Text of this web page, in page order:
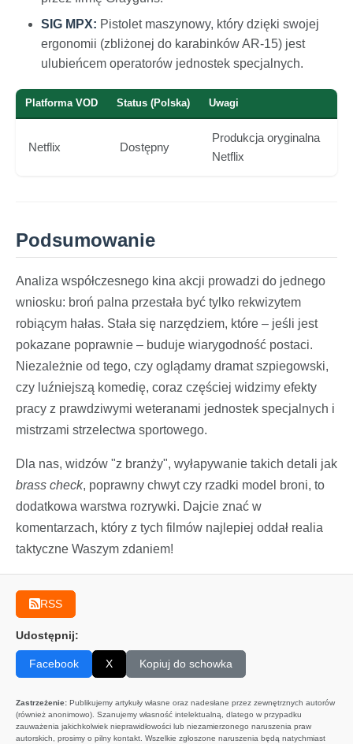
SIG MPX: Pistolet maszynowy, który dzięki swojej
ergonomii (zbliżonej do karabinków AR-15) jest
ulubieńcem operatorów jednostek specjalnych.
Platforma VOD Status (Polska) Uwagi
Netflix Dostępny
Produkcja oryginalna
Netflix
Podsumowanie
Analiza współczesnego kina akcji prowadzi do jednego
wniosku: broń palna przestała być tylko rekwizytem
robiącym hałas. Stała się narzędziem, które – jeśli jest
pokazane poprawnie – buduje wiarygodność postaci.
Niezależnie od tego, czy oglądamy dramat szpiegowski,
czy luźniejszą komedię, coraz częściej widzimy efekty
pracy z prawdziwymi weteranami jednostek specjalnych i
mistrzami strzelectwa sportowego.
Dla nas, widzów "z branży", wyłapywanie takich detali jak
brass check, poprawny chwyt czy rzadki model broni, to
dodatkowa warstwa rozrywki. Dajcie znać w
komentarzach, który z tych filmów najlepiej oddał realia
taktyczne Waszym zdaniem!
RSS
Udostępnij:
Facebook X Kopiuj do schowka
Zastrzeżenie: Publikujemy artykuły własne oraz nadesłane przez zewnętrznych autorów
(również anonimowo). Szanujemy własność intelektualną, dlatego w przypadku
zauważenia jakichkolwiek nieprawidłowości lub niezamierzonego naruszenia praw
autorskich, prosimy o pilny kontakt. Wszelkie zgłoszone naruszenia będą natychmiast